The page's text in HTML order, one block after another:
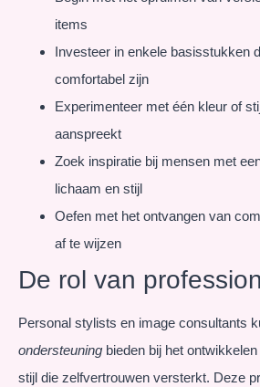
items
Investeer in enkele basisstukken
comfortabel zijn
Experimenteer met één kleur of
aanspreekt
Zoek inspiratie bij mensen met
lichaam en stijl
Oefen met het ontvangen van
af te wijzen
De rol van
Personal stylists en image consultants
ondersteuning bieden bij het
stijl die zelfvertrouwen versterkt. Deze